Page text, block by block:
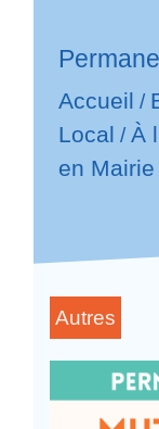
Accueil /
Local / À
en Mairie
Autres